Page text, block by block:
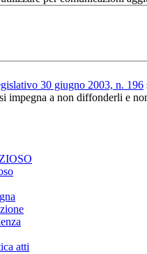
30 giugno 2003, n. 196
impegna a non diffonderli e
atti